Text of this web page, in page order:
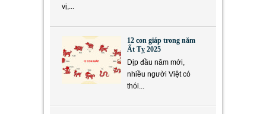
vị,...
12 con giáp trong năm
Ất Tỵ 2025
Dịp đầu năm mới,
nhiều người Việt có
thói...